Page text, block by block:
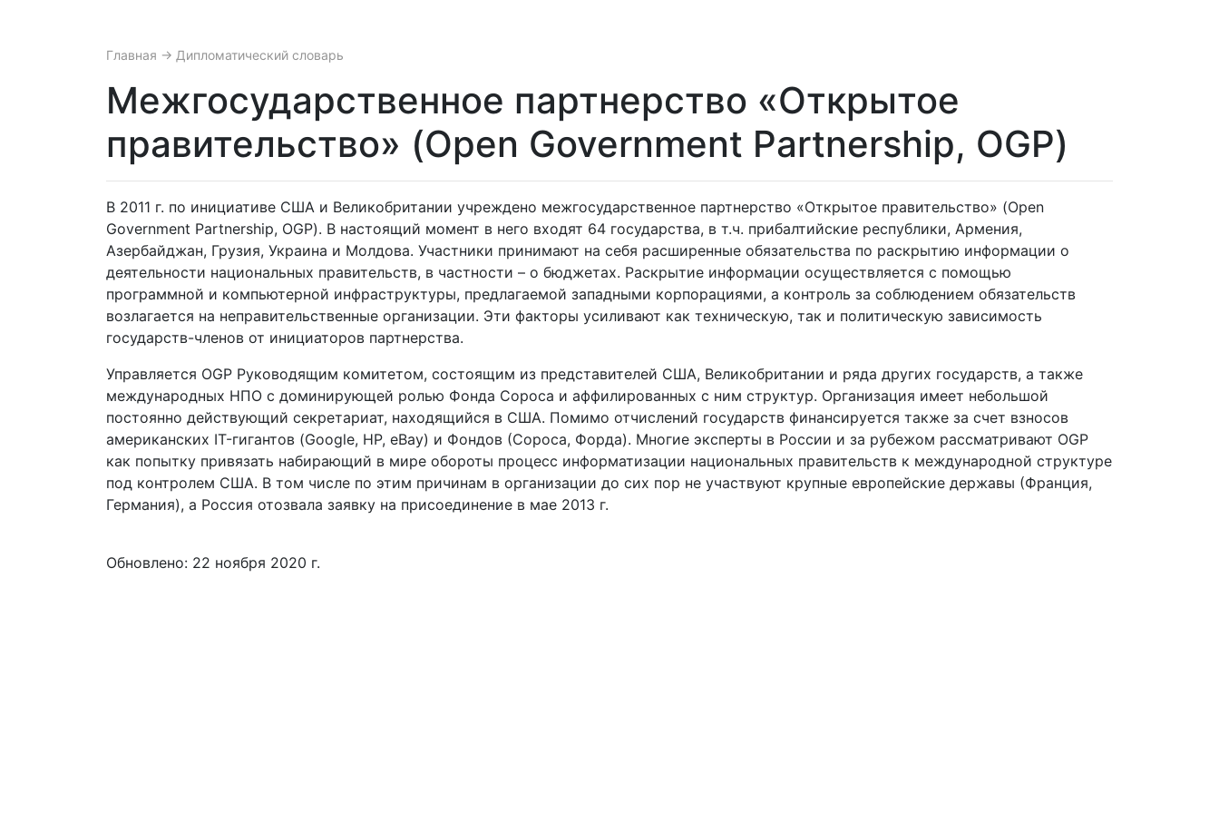
Главная → Дипломатический словарь
Межгосударственное партнерство «Открытое
правительство» (Open Government Partnership, OGP)
В 2011 г. по инициативе США и Великобритании учреждено межгосударственное партнерство «Открытое правительство» (Open
Government Partnership, OGP). В настоящий момент в него входят 64 государства, в т.ч. прибалтийские республики, Армения,
Азербайджан, Грузия, Украина и Молдова. Участники принимают на себя расширенные обязательства по раскрытию информации о
деятельности национальных правительств, в частности – о бюджетах. Раскрытие информации осуществляется с помощью
программной и компьютерной инфраструктуры, предлагаемой западными корпорациями, а контроль за соблюдением обязательств
возлагается на неправительственные организации. Эти факторы усиливают как техническую, так и политическую зависимость
государств-членов от инициаторов партнерства.
Управляется OGP Руководящим комитетом, состоящим из представителей США, Великобритании и ряда других государств, а также
международных НПО с доминирующей ролью Фонда Сороса и аффилированных с ним структур. Организация имеет небольшой
постоянно действующий секретариат, находящийся в США. Помимо отчислений государств финансируется также за счет взносов
американских IT-гигантов (Google, HP, eBay) и Фондов (Сороса, Форда). Многие эксперты в России и за рубежом рассматривают OGP
как попытку привязать набирающий в мире обороты процесс информатизации национальных правительств к международной структуре
под контролем США. В том числе по этим причинам в организации до сих пор не участвуют крупные европейские державы (Франция,
Германия), а Россия отозвала заявку на присоединение в мае 2013 г.
Обновлено: 22 ноября 2020 г.